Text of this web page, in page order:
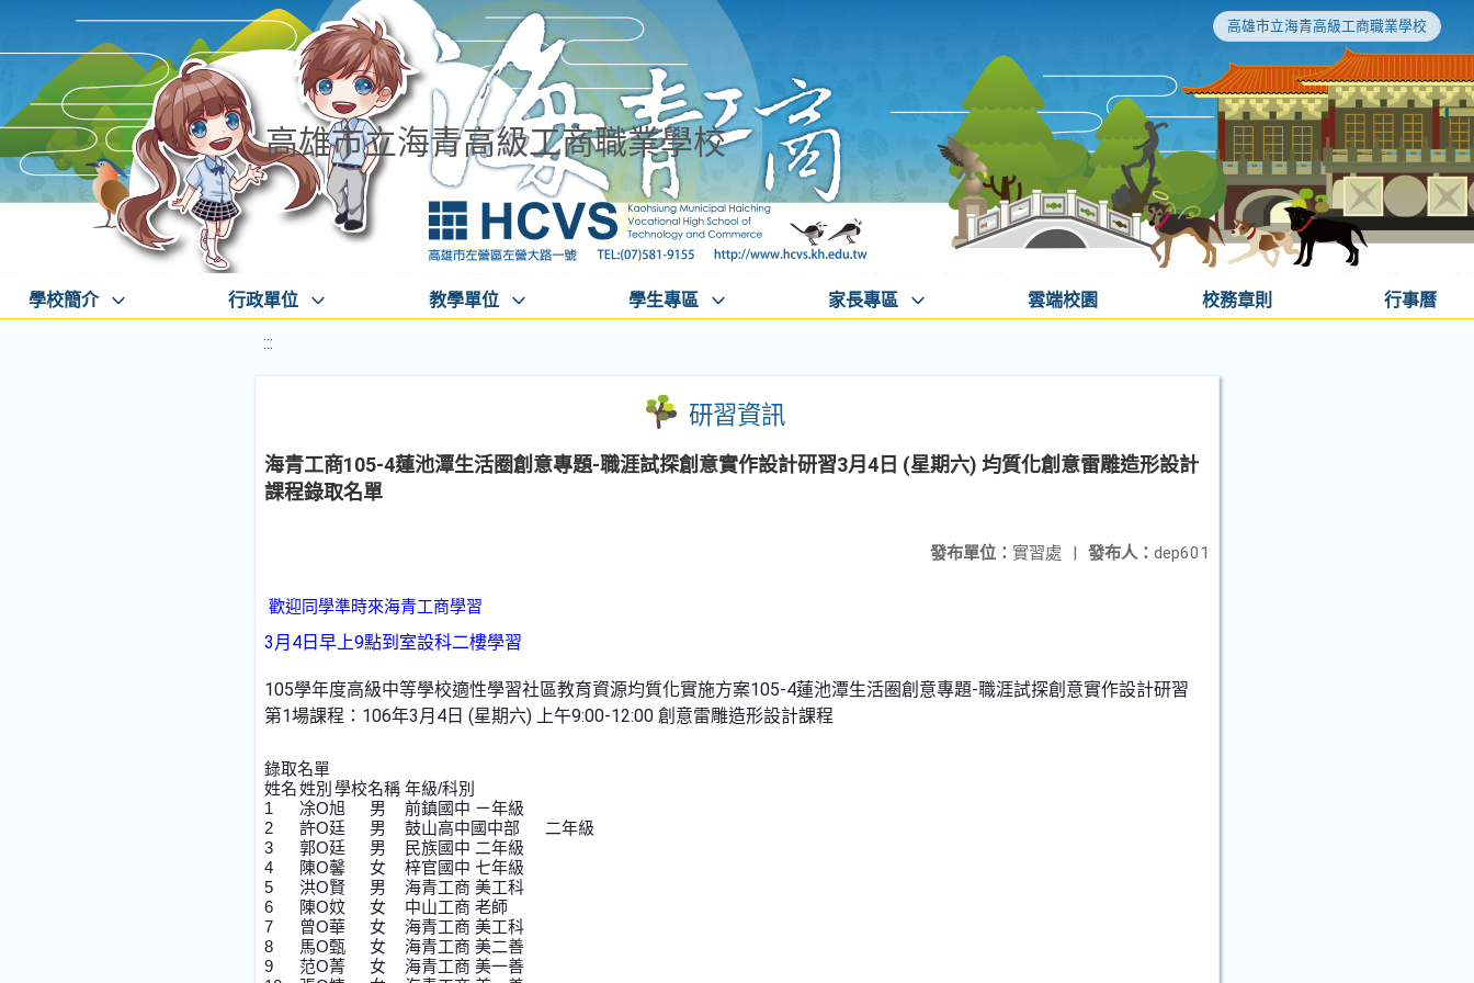
高雄市立海青高級工商職業學校
高雄市立海青高級工商職業學校
學校簡介 行政單位 教學單位 學生專區 家長專區 雲端校園 校務章則 行事曆
:::
研習資訊
海青工商105-4蓮池潭生活圈創意專題-職涯試探創意實作設計研習3月4日 (星期六) 均質化創意雷雕造形設計
課程錄取名單
發布人： dep601
發布單位： 實習處 |
歡迎同學準時來海青工商學習
3月4日早上9點到室設科二樓學習
105學年度高級中等學校適性學習社區教育資源均質化實施方案105-4蓮池潭生活圈創意專題-職涯試探創意實作設計研習
第1場課程：106年3月4日 (星期六) 上午9:00-12:00 創意雷雕造形設計課程
錄取名單
姓名	姓別	學校名稱	年級/科別
1	凃O旭	男	前鎮國中	ㄧ年級
2	許O廷	男	鼓山高中國中部	二年級
3	郭O廷	男	民族國中	二年級
4	陳O馨	女	梓官國中	七年級
5	洪O賢	男	海青工商	美工科
6	陳O妏	女	中山工商	老師
7	曾O華	女	海青工商	美工科
8	馬O甄	女	海青工商	美二善
9	范O菁	女	海青工商	美一善